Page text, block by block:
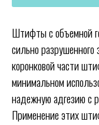
Штифтыс объемной
сильно разрушенного
коронковой части
минимальном
надежную адгезию с
Применение этих